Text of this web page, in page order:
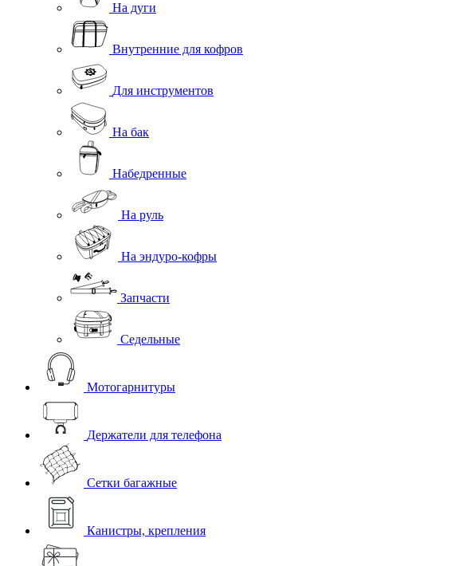
На дуги
Внутренние для кофров
Для инструментов
На бак
Набедренные
На руль
На эндуро-кофры
Запчасти
Седельные
Мотогарнитуры
Держатели для телефона
Сетки багажные
Канистры, крепления